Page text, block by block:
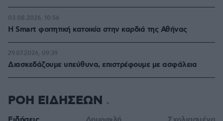
Η Smart φοιτητική κατοικία στην καρδιά της Αθήνας
03.08.2026, 10:56
Διασκεδάζουμε υπεύθυνα, επιστρέφουμε με ασφάλεια
29.07.2026, 09:39
ΡΟΗ ΕΙΔΗΣΕΩΝ